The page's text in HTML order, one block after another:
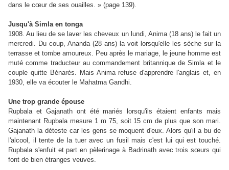
dans le cœur de ses ouailles. » (page 139).
Jusqu'à Simla en tonga
1908. Au lieu de se laver les cheveux un lundi, Anima (18 ans) le fait un
mercredi. Du coup, Ananda (28 ans) la voit lorsqu'elle les sèche sur la
terrasse et tombe amoureux. Peu après le mariage, le jeune homme est
muté comme traducteur au commandement britannique de Simla et le
couple quitte Bénarès. Mais Anima refuse d'apprendre l'anglais et, en
1930, elle va écouter le Mahatma Gandhi.
Une trop grande épouse
Rupbala et Gajanath ont été mariés lorsqu'ils étaient enfants mais
maintenant Rupbala mesure 1 m 75, soit 15 cm de plus que son mari.
Gajanath la déteste car les gens se moquent d'eux. Alors qu'il a bu de
l'alcool, il tente de la tuer avec un fusil mais c'est lui qui est touché.
Rupbala s'enfuit et part en pèlerinage à Badrinath avec trois sœurs qui
font de bien étranges veuves.